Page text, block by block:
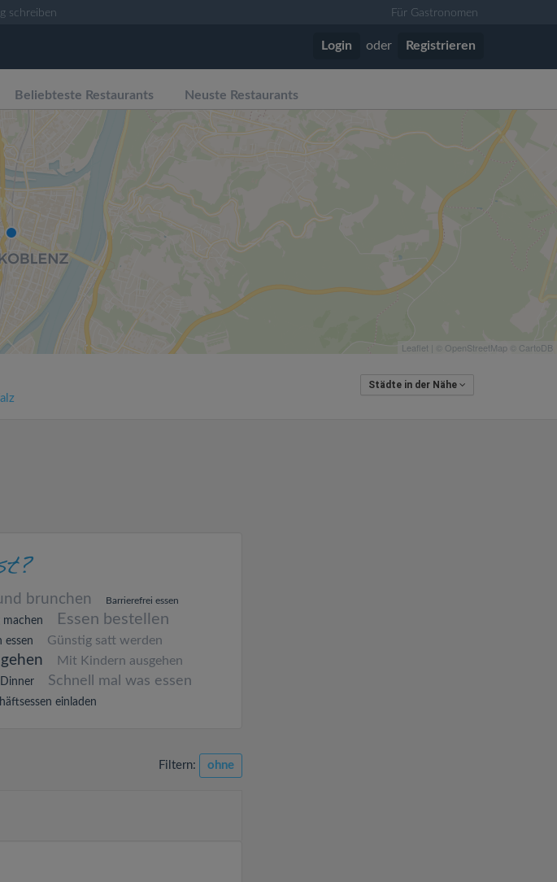
schreiben Für Gastronomen
Login oder Registrieren
Beliebteste Restaurants Neuste Restaurants
Leaflet | © OpenStreetMap © CartoDB
Städte in der Nähe
brunchen Barrierefrei essen
machen Essen bestellen
essen Günstig satt werden
Mit Kindern ausgehen
Schnell mal was essen
einladen
Filtern: ohne